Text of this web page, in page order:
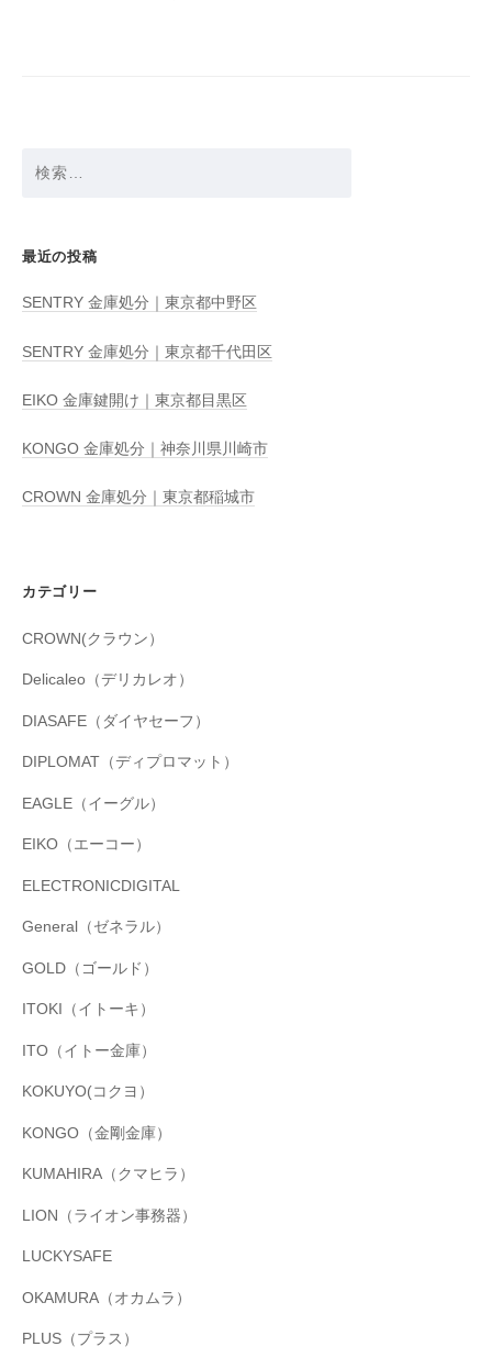
最近の投稿
SENTRY 金庫処分｜東京都中野区
SENTRY 金庫処分｜東京都千代田区
EIKO 金庫鍵開け｜東京都目黒区
KONGO 金庫処分｜神奈川県川崎市
CROWN 金庫処分｜東京都稲城市
カテゴリー
CROWN(クラウン）
Delicaleo（デリカレオ）
DIASAFE（ダイヤセーフ）
DIPLOMAT（ディプロマット）
EAGLE（イーグル）
EIKO（エーコー）
ELECTRONICDIGITAL
General（ゼネラル）
GOLD（ゴールド）
ITOKI（イトーキ）
ITO（イトー金庫）
KOKUYO(コクヨ）
KONGO（金剛金庫）
KUMAHIRA（クマヒラ）
LION（ライオン事務器）
LUCKYSAFE
OKAMURA（オカムラ）
PLUS（プラス）